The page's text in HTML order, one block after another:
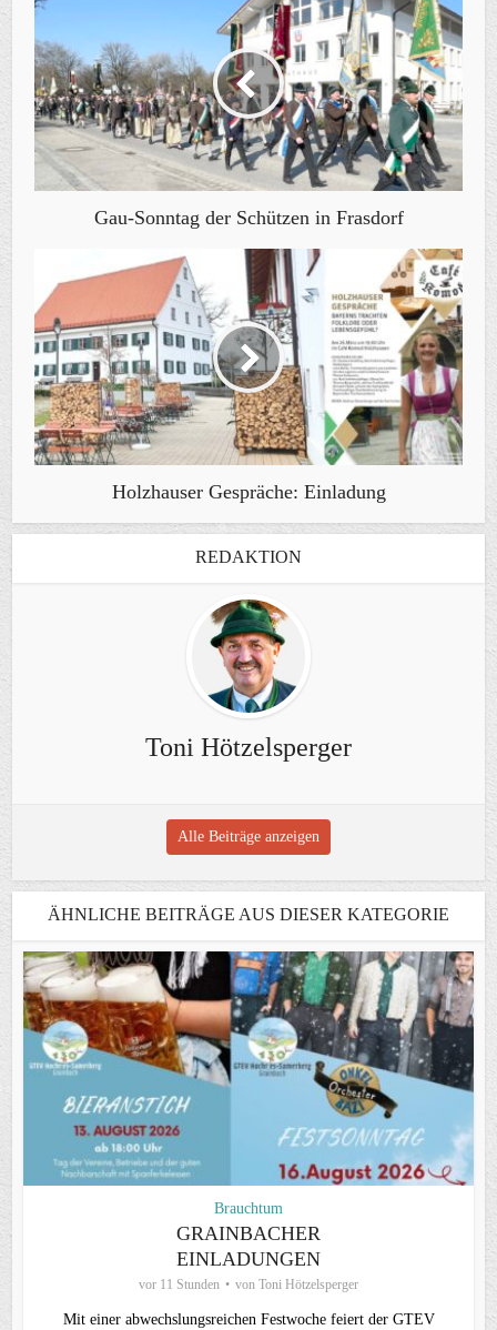
Gau-Sonntag der Schützen in Frasdorf
Holzhauser Gespräche: Einladung
REDAKTION
Toni Hötzelsperger
Alle Beiträge anzeigen
ÄHNLICHE BEITRÄGE AUS DIESER KATEGORIE
Brauchtum
GRAINBACHER
EINLADUNGEN
vor 11 Stunden von Toni Hötzelsperger
Mit einer abwechslungsreichen Festwoche feiert der GTEV